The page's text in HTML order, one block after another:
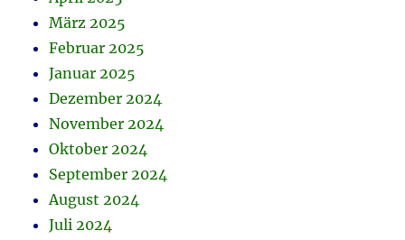
März 2025
Februar 2025
Januar 2025
Dezember 2024
November 2024
Oktober 2024
September 2024
August 2024
Juli 2024